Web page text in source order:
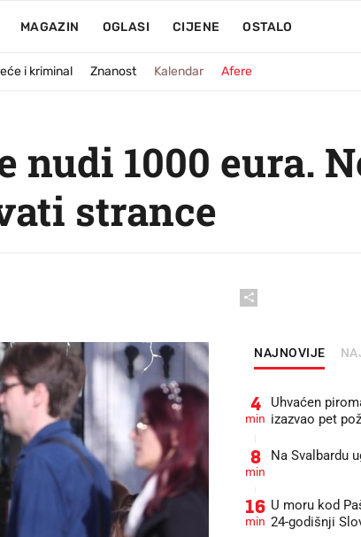
MAGAZIN OGLASI CIJENE OSTALO
i kriminal Znanost Kalendar Afere
nudi 1000 eura.
strance
NAJNOVIJE
4
min
Uhvaćen
izazvao pet
8
min
Na Svalbardu
16
min
U moru kod
24-godišnji